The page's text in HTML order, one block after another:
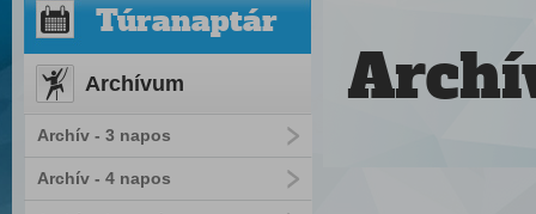
Túranaptár
Archívum
Archív - 3 napos
Archív - 4 napos